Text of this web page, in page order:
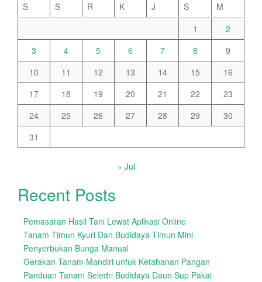
S
S R K J S
M
1
2
3
4 5 6 7 8
9
10
11 12 13 14 15
16
17
18 19 20 21 22
23
24
25 26 27 28 29
30
31
« Jul
Recent Posts
Pemasaran Hasil Tani Lewat Aplikasi Online
Tanam Timun Kyuri Dan Budidaya Timun Mini
Penyerbukan Bunga Manual
Gerakan Tanam Mandiri untuk Ketahanan Pangan
Panduan Tanam Seledri Budidaya Daun Sup Pakai